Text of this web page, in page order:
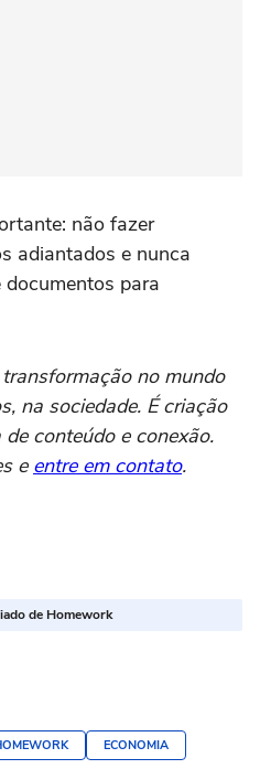
não fazer
adiantados e nunca
para
no mundo
na sociedade. É criação
conteúdo e conexão.
e entre em contato.
de Homework
ECONOMIA